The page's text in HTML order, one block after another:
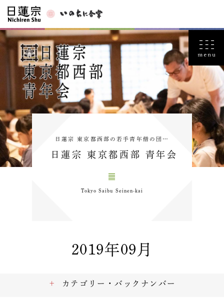
日蓮宗 東京都西部の若手青年僧の団…
日蓮宗 東京都西部 青年会
Tokyo Saibu Seinen-kai
2019年09月
カテゴリー・バックナンバー